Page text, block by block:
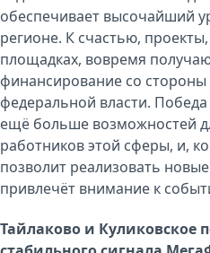
обеспечивает высочайший
регионе. К счастью,
площадках, вовремя
финансирование со
федеральной власти.
ещё больше возможностей
работников этой сферы, и,
позволит реализовать
привлечёт внимание к
Тайлаково и Куликовское